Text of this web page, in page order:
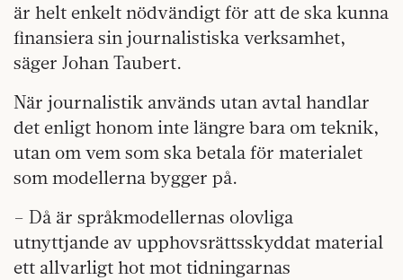
är helt enkelt nödvändigt för att de ska kunna
finansiera sin journalistiska verksamhet,
säger Johan Taubert.
När journalistik används utan avtal handlar
det enligt honom inte längre bara om teknik,
utan om vem som ska betala för materialet
som modellerna bygger på.
– Då är språkmodellernas olovliga
utnyttjande av upphovsrättsskyddat material
ett allvarligt hot mot tidningarnas